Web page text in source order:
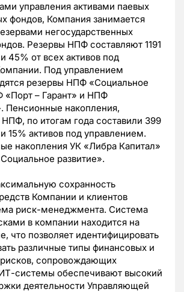
управления активами паевых
фондов, Компания занимается
негосударственных
Резервы НПФ составляют 1191
45% от всех активов под
Под управлением
резервы НПФ «Социальное
«Порт – Гарант» и НПФ
Пенсионные накопления,
по итогам года составили 399
15% активов под управлением.
накопления УК «Либра Капитал»
развитие».
сохранность
Компании и клиентов
риск-менеджмента. Система
в компании находится на
что позволяет идентифицировать
различные типы финансовых и
сопровождающих
системы обеспечивают высокий
деятельности Управляющей